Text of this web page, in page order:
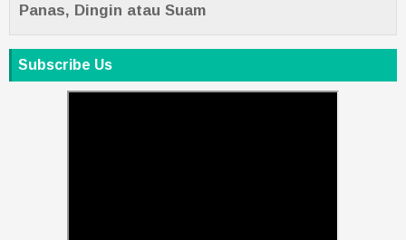
Panas, Dingin atau Suam
Subscribe Us